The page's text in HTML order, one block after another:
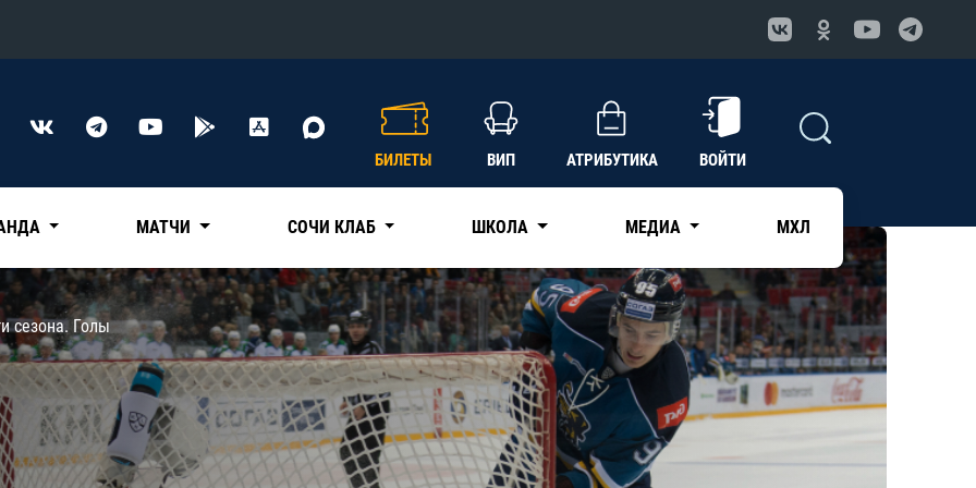
Конференция «Восток»
Нефтехимик
Трактор
Дивизион Чернышева
Авангард
Адмирал
КХЛ
БИЛЕТЫ ВИП АТРИБУТИКА ВОЙТИ
МАТЧИ СОЧИ КЛАБ ШКОЛА МЕДИА МХЛ
сезона. Голы